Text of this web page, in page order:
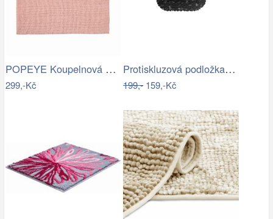
POPEYE Koupelnová předložka 80 x 60 cm …
299,-Kč
Protiskluzová podložka do koupelny…
199,-159,-Kč